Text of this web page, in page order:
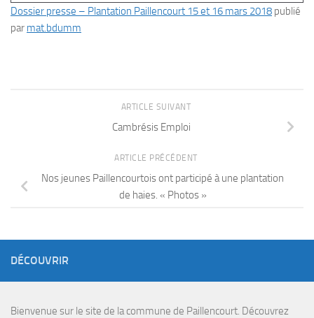
Dossier presse – Plantation Paillencourt 15 et 16 mars 2018 publié
par mat.bdumm
ARTICLE SUIVANT
Cambrésis Emploi
ARTICLE PRÉCÉDENT
Nos jeunes Paillencourtois ont participé à une plantation
de haies. « Photos »
DÉCOUVRIR
Bienvenue sur le site de la commune de Paillencourt. Découvrez